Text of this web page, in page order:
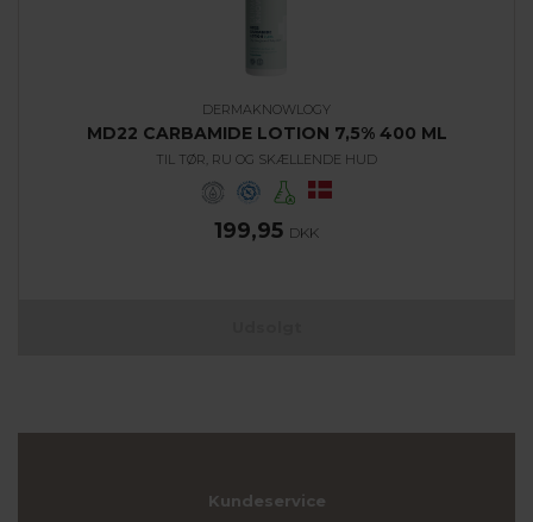
DERMAKNOWLOGY
MD22 CARBAMIDE LOTION 7,5% 400 ML
TIL TØR, RU OG SKÆLLENDE HUD
199,95 DKK
Kundeservice